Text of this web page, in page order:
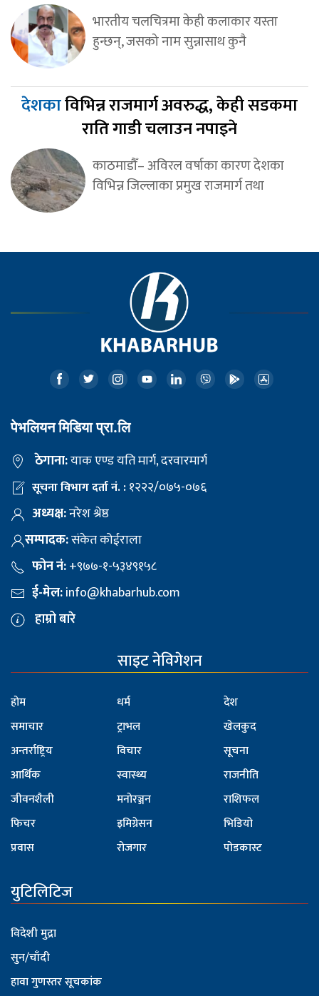
भारतीय चलचित्रमा केही कलाकार यस्ता
हुन्छन्, जसको नाम सुन्नासाथ कुनै
देशकाविभिन्न राजमार्ग अवरुद्ध, केही सडकमा
राति गाडी चलाउन नपाइने
काठमाडौँ– अविरल वर्षाका कारण देशका
विभिन्न जिल्लाका प्रमुख राजमार्ग तथा
पेभलियन मिडिया प्रा.लि
ठेगाना:याक एण्ड यति मार्ग, दरवारमार्ग
सूचना विभाग दर्ता नं. :१२२२/०७५-०७६
अध्यक्ष:नरेश श्रेष्ठ
सम्पादक:संकेत कोईराला
फोन नं:+९७७-१-५३४९१५८
ई-मेल:info@khabarhub.com
हाम्रो बारे
साइट नेविगेशन
होम
समाचार
अन्तर्राष्ट्रिय
आर्थिक
जीवनशैली
फिचर
प्रवास
धर्म
ट्राभल
विचार
स्वास्थ्य
मनोरञ्जन
इमिग्रेसन
रोजगार
देश
खेलकुद
सूचना
राजनीति
राशिफल
भिडियो
पोडकास्ट
युटिलिटिज
विदेशी मुद्रा
सुन/चाँदी
हावा गुणस्तर सूचकांक